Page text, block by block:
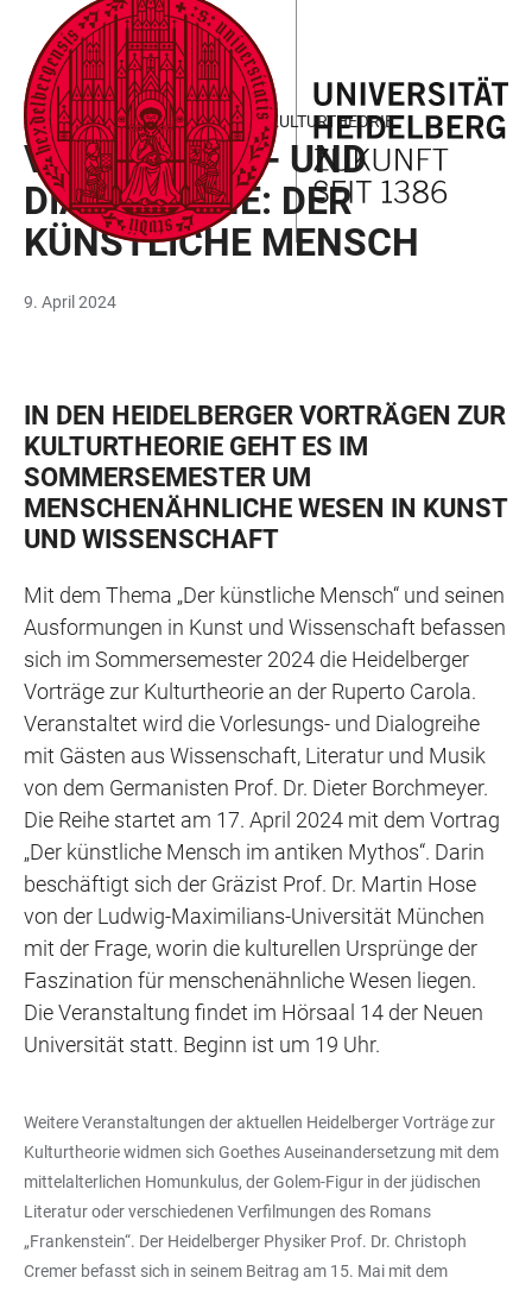
LINKS
ZUR
BARRIEREFREIHEIT
ZUM
HAUPTINHALT
HAUPTNAVIGATION
ÖFFNEN
WEBSEITENSUCHE
ÖFFNEN
HEIDELBERGER VORTRÄGE ZUR KULTURTHEORIE
VORLESUNGS- UND
DIALOGREIHE: DER
KÜNSTLICHE MENSCH
9. April 2024
IN DEN HEIDELBERGER VORTRÄGEN ZUR
KULTURTHEORIE GEHT ES IM
SOMMERSEMESTER UM
MENSCHENÄHNLICHE WESEN IN KUNST
UND WISSENSCHAFT
Mit dem Thema „Der künstliche Mensch“ und seinen
Ausformungen in Kunst und Wissenschaft befassen
sich im Sommersemester 2024 die Heidelberger
Vorträge zur Kulturtheorie an der Ruperto Carola.
Veranstaltet wird die Vorlesungs- und Dialogreihe
mit Gästen aus Wissenschaft, Literatur und Musik
von dem Germanisten Prof. Dr. Dieter Borchmeyer.
Die Reihe startet am 17. April 2024 mit dem Vortrag
„Der künstliche Mensch im antiken Mythos“. Darin
beschäftigt sich der Gräzist Prof. Dr. Martin Hose
von der Ludwig-Maximilians-Universität München
mit der Frage, worin die kulturellen Ursprünge der
Faszination für menschenähnliche Wesen liegen.
Die Veranstaltung findet im Hörsaal 14 der Neuen
Universität statt. Beginn ist um 19 Uhr.
Weitere Veranstaltungen der aktuellen Heidelberger Vorträge zur
Kulturtheorie widmen sich Goethes Auseinandersetzung mit dem
mittelalterlichen Homunkulus, der Golem-Figur in der jüdischen
Literatur oder verschiedenen Verfilmungen des Romans
„Frankenstein“. Der Heidelberger Physiker Prof. Dr. Christoph
Cremer befasst sich in seinem Beitrag am 15. Mai mit dem